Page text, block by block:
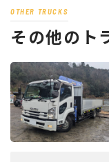
OTHER TRUCKS
その他のト